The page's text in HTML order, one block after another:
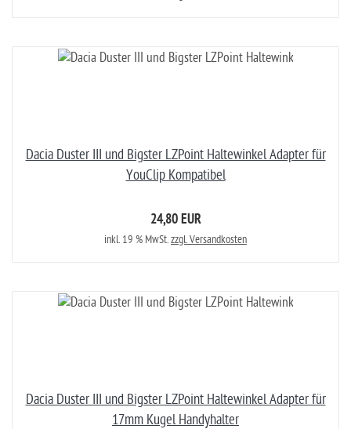
Dacia Duster III und Bigster LZPoint Haltewinkel Adapter für
YouClip Kompatibel
24,80 EUR
inkl. 19 % MwSt.zzgl. Versandkosten
Dacia Duster III und Bigster LZPoint Haltewinkel Adapter für
17mm Kugel Handyhalter